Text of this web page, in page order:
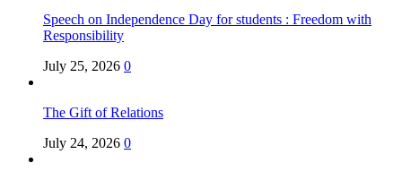
Speech on Independence Day for students : Freedom with
Responsibility
July 25, 2026 0
The Gift of Relations
July 24, 2026 0